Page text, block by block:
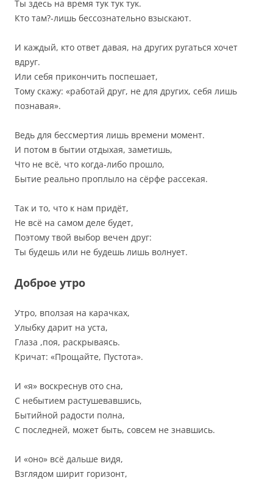
Ты здесь на время тук тук тук.
Кто там?-лишь бессознательно взыскают.
И каждый, кто ответ давая, на других ругаться хочет
вдруг.
Или себя прикончить поспешает,
Тому скажу: «работай друг, не для других, себя лишь
познавая».
Ведь для бессмертия лишь времени момент.
И потом в бытии отдыхая, заметишь,
Что не всё, что когда-либо прошло,
Бытие реально проплыло на сёрфе рассекая.
Так и то, что к нам придёт,
Не всё на самом деле будет,
Поэтому твой выбор вечен друг:
Ты будешь или не будешь лишь волнует.
Доброе утро
Утро, вползая на карачках,
Улыбку дарит на уста,
Глаза ,поя, раскрываясь.
Кричат: «Прощайте, Пустота».
И «я» воскреснув ото сна,
С небытием растушевавшись,
Бытийной радости полна,
С последней, может быть, совсем не знавшись.
И «оно» всё дальше видя,
Взглядом ширит горизонт,